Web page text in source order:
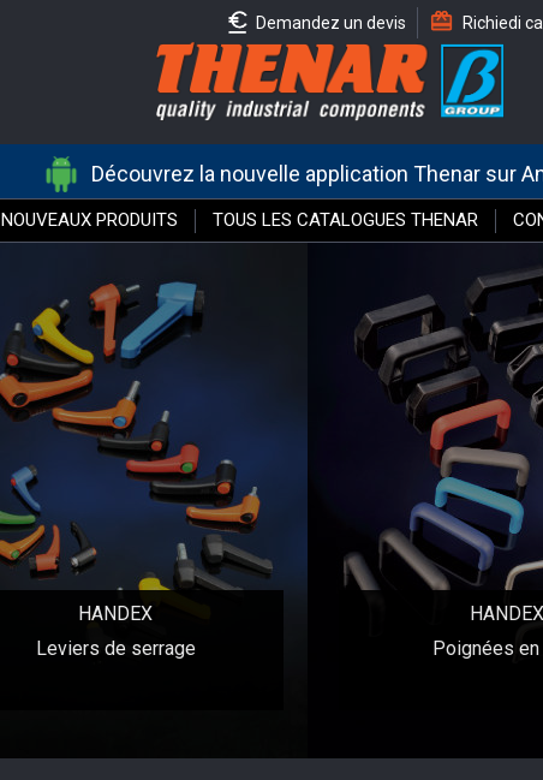
Richiedi
Demandez un devis
Découvrez la nouvelle application Thenar sur
NOUVEAUX PRODUITS TOUS LES CATALOGUES THENAR
HANDEX
Leviers de serrage
HANDEX
Poignées